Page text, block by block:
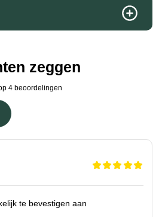
zeggen
4 beoordelingen
te bevestigen aan